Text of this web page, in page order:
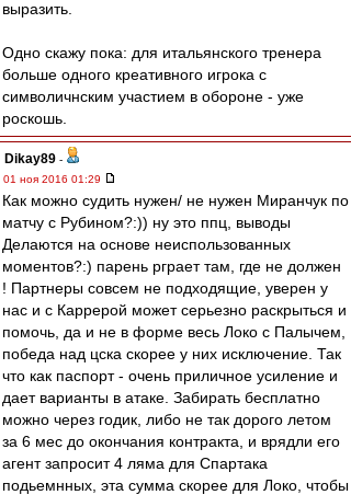
выразить.
Одно скажу пока: для итальянского тренера
больше одного креативного игрока с
символичнским участием в обороне - уже
роскошь.
Dikay89 -
01 ноя 2016 01:29
Как можно судить нужен/ не нужен Миранчук по
матчу с Рубином?:)) ну это ппц, выводы
Делаются на основе неиспользованных
моментов?:) парень рграет там, где не должен
! Партнеры совсем не подходящие, уверен у
нас и с Каррерой может серьезно раскрыться и
помочь, да и не в форме весь Локо с Палычем,
победа над цска скорее у них исключение. Так
что как паспорт - очень приличное усиление и
дает варианты в атаке. Забирать бесплатно
можно через годик, либо не так дорого летом
за 6 мес до окончания контракта, и врядли его
агент запросит 4 ляма для Спартака
подьемнных, эта сумма скорее для Локо, чтобы